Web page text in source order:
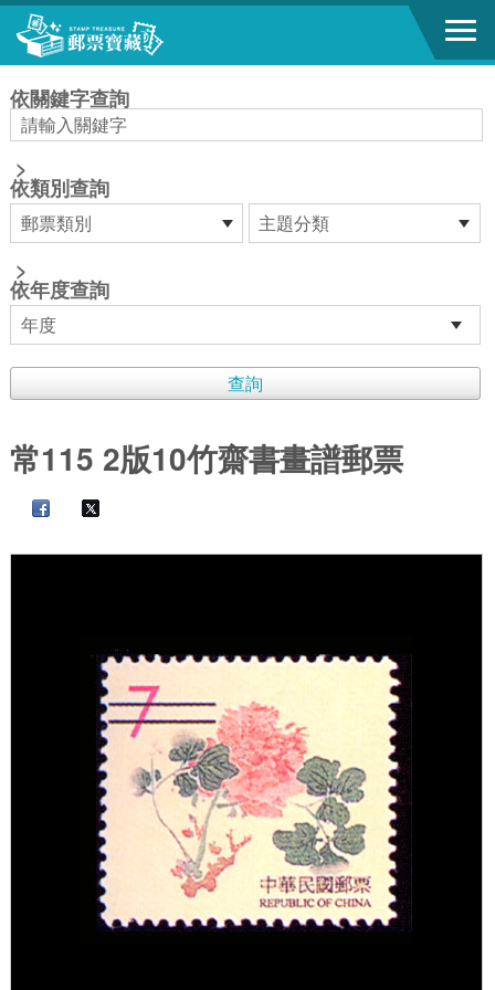
跳到主要內容區塊
依關鍵字查詢
>
依類別查詢
>
依年度查詢
常115 2版10竹齋書畫譜郵票